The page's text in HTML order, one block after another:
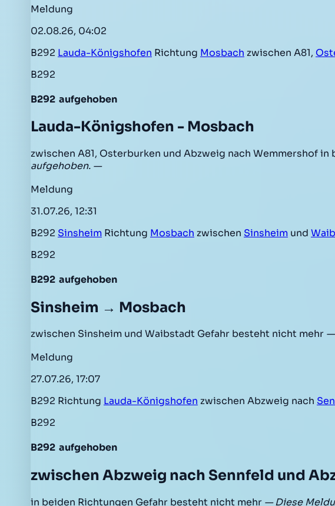
Meldung
02.08.26, 04:02
B292 Lauda-Königshofen Richtung Mosbach zwischen A81,
B292
B292 aufgehoben
Lauda-Königshofen - Mosbach
zwischen A81, Osterburken und Abzweig nach Wemmershof
aufgehoben. —
Meldung
31.07.26, 12:31
B292 Sinsheim Richtung Mosbach zwischen Sinsheim und
B292
B292 aufgehoben
Sinsheim → Mosbach
zwischen Sinsheim und Waibstadt Gefahr besteht nicht mehr —
Meldung
27.07.26, 17:07
B292 Richtung Lauda-Königshofen zwischen Abzweig nach
B292
B292 aufgehoben
zwischen Abzweig nach Sennfeld und
in beiden Richtungen Gefahr besteht nicht mehr — Diese